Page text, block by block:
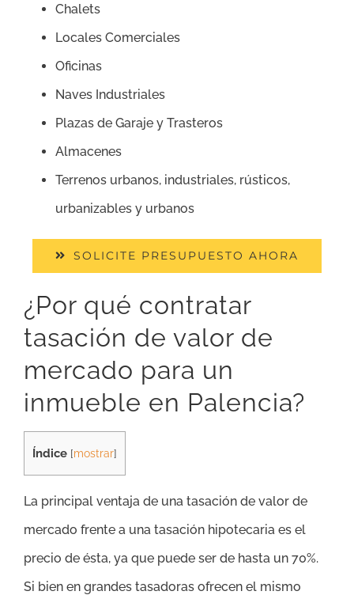
Chalets
Locales Comerciales
Oficinas
Naves Industriales
Plazas de Garaje y Trasteros
Almacenes
Terrenos urbanos, industriales, rústicos,
urbanizables y urbanos
SOLICITE PRESUPUESTO AHORA
¿Por qué contratar
tasación de valor de
mercado para un
inmueble en Palencia?
Índice [mostrar]
La principal ventaja de una tasación de valor de
mercado frente a una tasación hipotecaria es el
precio de ésta, ya que puede ser de hasta un 70%.
Si bien en grandes tasadoras ofrecen el mismo